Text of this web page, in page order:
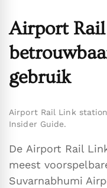
Airport
gebruik
Airport Rail Link
Insider Guide.
De Airport Rail
meest
Suvarnabhumi